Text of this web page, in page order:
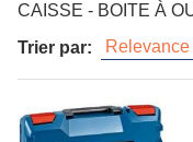
CAISSE - BOITE À
Trier par: